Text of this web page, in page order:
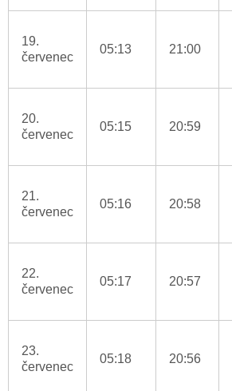
19.
červenec
05:13 21:00
20.
červenec
05:15 20:59
21.
červenec
05:16 20:58
22.
červenec
05:17 20:57
23.
červenec
05:18 20:56